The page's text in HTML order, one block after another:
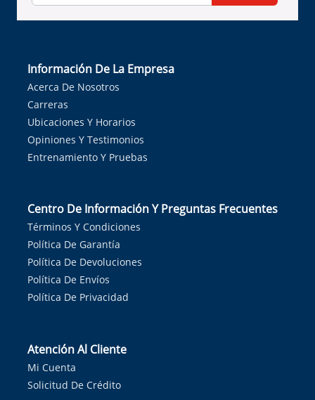
Información De La Empresa
Acerca De Nosotros
Carreras
Ubicaciones Y Horarios
Opiniones Y Testimonios
Entrenamiento Y Pruebas
Centro De Información Y Preguntas Frecuentes
Términos Y Condiciones
Política De Garantía
Política De Devoluciones
Política De Envíos
Política De Privacidad
Atención Al Cliente
Mi Cuenta
Solicitud De Crédito